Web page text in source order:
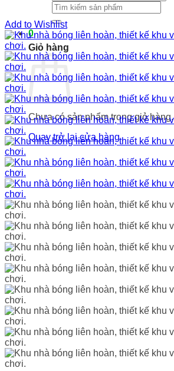
Tìm
kiếm:
0
Giỏ hàng
Chưa có sản phẩm trong giỏ hàng.
Quay trở lại cửa hàng
Add to Wishlist